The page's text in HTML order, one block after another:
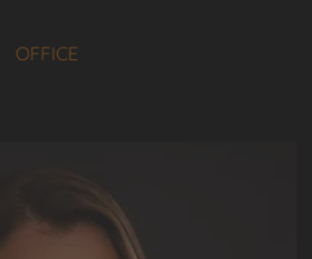
OFFICE